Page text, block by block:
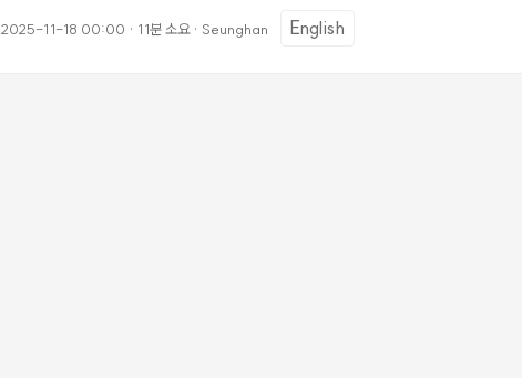
선택했는지, 어떤 문제가 발생했는지, 그리고 어떻게 해결했는지에 초점을 맞춘다. 구현
2025-11-18 00:00 · 11분 소요· Seunghan English